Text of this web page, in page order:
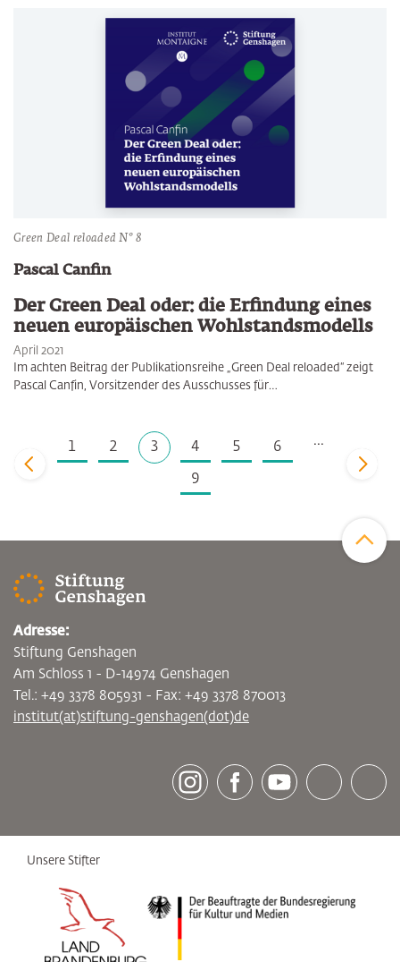
Green Deal reloaded N° 8
Pascal Canfin
Der Green Deal oder: die Erfindung eines
neuen europäischen Wohlstandsmodells
April 2021
Im achten Beitrag der Publikationsreihe „Green Deal reloaded“ zeigt
Pascal Canfin, Vorsitzender des Ausschusses für…
zurück
1 2 3 4 5 6 ...
9
vor
[socialLinksTitle]
Adresse:
Stiftung Genshagen
Am Schloss 1 - D-14974 Genshagen
Tel.: +49 3378 805931 - Fax: +49 3378 870013
institut(at)stiftung-genshagen(dot)de
Unsere Stifter